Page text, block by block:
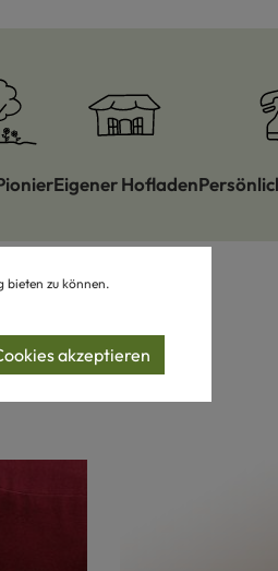
Eigener Hofladen
bieten zu können.
akzeptieren